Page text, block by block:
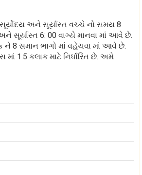
અને સૂર્યાસ્ત વચ્ચે નો સમય 8
સૂર્યાસ્ત 6: 00 વાગ્યે માનવા માં આવે છે.
8 સમાન ભાગો માં વહેંચવા માં આવે છે.
1.5 કલાક માટે નિર્ધારિત છે. અમે